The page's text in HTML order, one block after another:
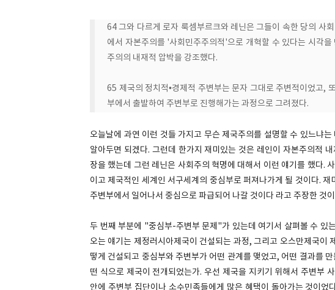
64 그와 다르게 로자 룩셈부르크와 레닌은 그들이 속한 당의 사
에서 자본주의를 '사회민주주의적'으로 개혁할 수 있다는 시각
주의의 내재적 압박을 강조했다.
65 제국의 정치적•경제적 주변부는 문자 그대로 주변적이었고,
부에서 출발하여 주변부로 진행해가는 과정으로 그려졌다.
오늘날에 과연 이런 것들 가지고 무슨 제국주의를 설명할 수 있느냐
알아두면 되겠다. 그런데 한가지 재미있는 것은 레인이 자본주의적
장을 했는데 그런 레닌은 사회주의 혁명에 대해서 이런 얘기를 했다.
이고 제국적인 세계인 서구세계의 중심부로 퍼져나가게 될 것이다.
주변부에서 일어나서 중심으로 파급되어 나갈 것이다 라고 주장한 것
두 번째 부분에 "중심부-주변부 문제"가 있는데 여기서 살펴볼 수 있
오는 얘기는 제정러시아제국이 건설되는 과정, 그리고 오스만제국이
떻게 건설되고 중심부와 주변부가 어떤 관계를 맺었고, 어떤 결과를
떤 식으로 제국이 전개되었는가. 우선 제국을 지키기 위해서 주변부
안에 주변부 집단이나 소수민족들에게 많은 혜택이 돌아가는 것이